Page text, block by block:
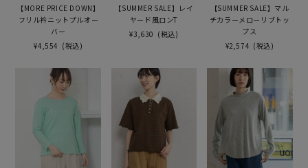
【MORE PRICE DOWN】
フリル衿ニットプルオー
バー
¥4,554 (税込)
【SUMMER SALE】レイ
ヤード風ロンT
¥3,630 (税込)
【SUMMER SALE】マル
チカラーメローリブトッ
プス
¥2,574 (税込)